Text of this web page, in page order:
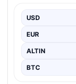
Sanal
çeşitli…
USD
EUR
ALTIN
BTC